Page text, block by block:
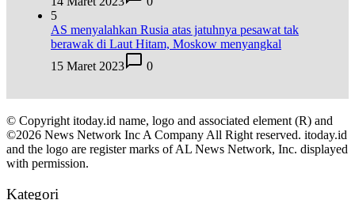
5
AS menyalahkan Rusia atas jatuhnya pesawat tak
berawak di Laut Hitam, Moskow menyangkal
15 Maret 2023
0
© Copyright itoday.id name, logo and associated element (R) and
©2026 News Network Inc A Company All Right reserved. itoday.id
and the logo are register marks of AL News Network, Inc. displayed
with permission.
Kategori